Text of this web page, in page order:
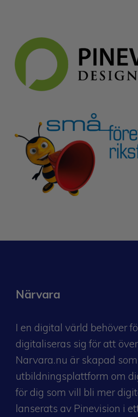
Närvara
I en digital värld behöver
digitaliseras sig för att
Narvara.nu är skapad
utbildningsplattform om
för dig som vill bli mer
lanserats av Pinevision i